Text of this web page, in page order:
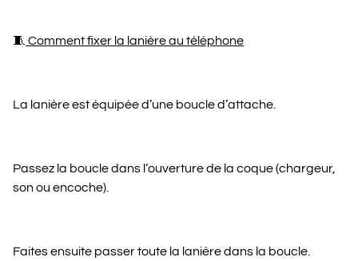
🧵 Comment fixer la lanière au téléphone
La lanière est équipée d’une boucle d’attache.
Passez la boucle dans l’ouverture de la coque (chargeur,
son ou encoche).
Faites ensuite passer toute la lanière dans la boucle.